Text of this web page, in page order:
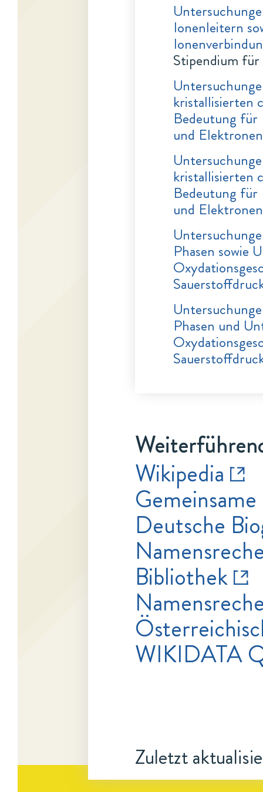
Ionenleitern
Stipendium für
kristallisierten
Bedeutung für
und Elektronen
kristallisierten
Bedeutung für
und Elektronen
Phasen sowie
Phasen und
Wikipedia
Deutsche
Bibliothek
WIKIDATA
Zuletzt